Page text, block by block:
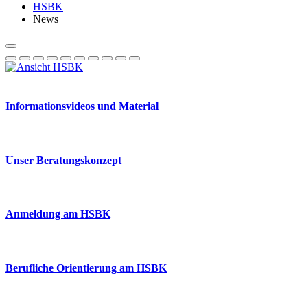
HSBK
News
Informationsvideos und Material
Unser Beratungskonzept
Anmeldung am HSBK
Berufliche Orientierung am HSBK